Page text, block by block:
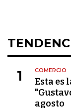
1 COMERCIO
Esta es
agosto